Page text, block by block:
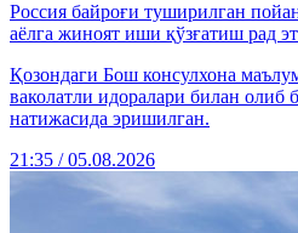
Россия байроғи туширилган
аёлга жиноят иши қўзғатиш рад
Қозондаги Бош консулхона
ваколатли идоралари билан олиб
натижасида эришилган.
21:35 / 05.08.2026